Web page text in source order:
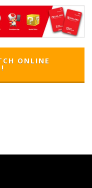
ONLINE